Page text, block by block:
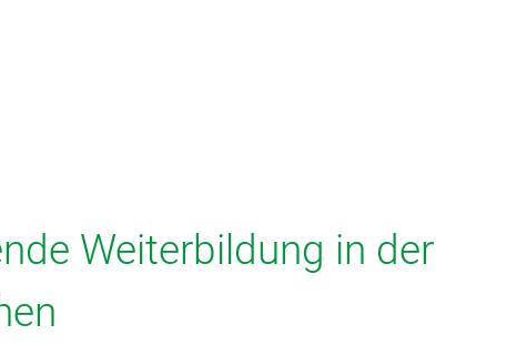
Weiterbildung in der